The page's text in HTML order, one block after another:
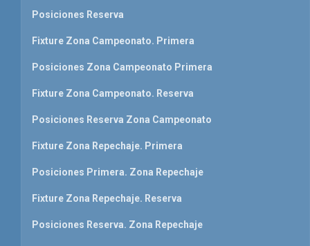
Posiciones Reserva
Fixture Zona Campeonato. Primera
Posiciones Zona Campeonato Primera
Fixture Zona Campeonato. Reserva
Posiciones Reserva Zona Campeonato
Fixture Zona Repechaje. Primera
Posiciones Primera. Zona Repechaje
Fixture Zona Repechaje. Reserva
Posiciones Reserva. Zona Repechaje